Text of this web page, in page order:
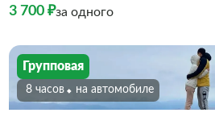
3 700 ₽за одного
Групповая
8 часов На автомобиле